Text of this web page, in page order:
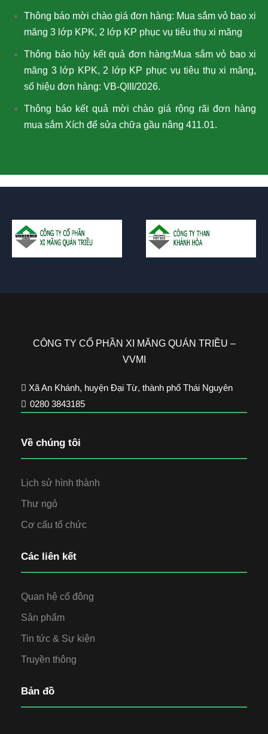
Thông báo mời chào giá đơn hàng: Mua sắm vỏ bao xi
măng 3 lớp KPK, 2 lớp KP phục vụ tiêu thụ xi măng
Thông báo hủy kết quả đơn hàng:Mua sắm vỏ bao xi
măng 3 lớp KPK, 2 lớp KP phục vụ tiêu thụ xi măng,
số hiệu đơn hàng: VB-QIII/2026.
Thông báo kết quả mời chào giá rộng rãi đơn hàng
mua sắm Xích để sửa chữa gầu nâng 411.01.
CÔNG TY CỔ PHẦN XI MĂNG QUÁN TRIỀU –
VVMI
Xã An Khánh, huyện Đại Từ, thành phố Thái Nguyên
0280 3843185
Về chúng tôi
Lịch sử hình thành
Thư ngỏ
Cơ cấu tổ chức
Các liên kết
Quan hệ cổ đông
Sản phẩm
Tin tức & Sự kiện
Truyền thông
Bản đồ